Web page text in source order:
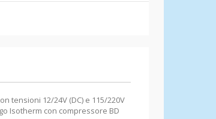
tensioni 12/24V (DC) e 115/220V
Isotherm con compressore BD